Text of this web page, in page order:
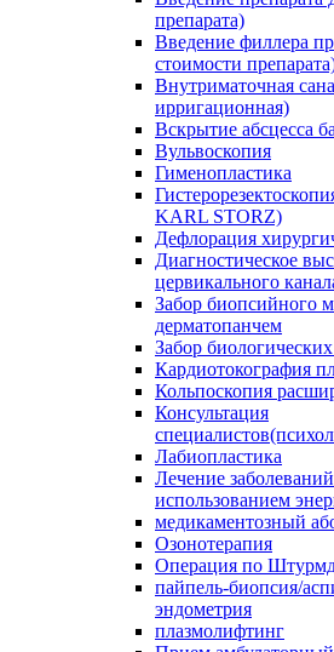
препарата)
Введение филлера
стоимости
Внутриматочная
ирригационная)
Вскрытие абсцесса
Вульвоскопия
Гименопластика
KARL STORZ)
Дефлорация
Диагностическое
цервикального
Забор биопсийного
дерматопанчем
Забор
Кардиотокография
Кольпоскопия
Консультация
Лабиопластика
Лечение
использованием
медикаментозный
Озонотерапия
Операция по
пайпель-биопсия/
эндометрия
плазмолифтинг